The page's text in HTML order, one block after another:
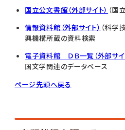
国立公文書館（外部サイト） （国
情報資料館（外部サイト） （科学
興機構所蔵の資料検索
電子資料館 ＤＢ一覧（外部サイ
国文学関連のデータベース
ページ先頭へ戻る